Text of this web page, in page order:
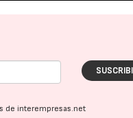
de interempresas.net